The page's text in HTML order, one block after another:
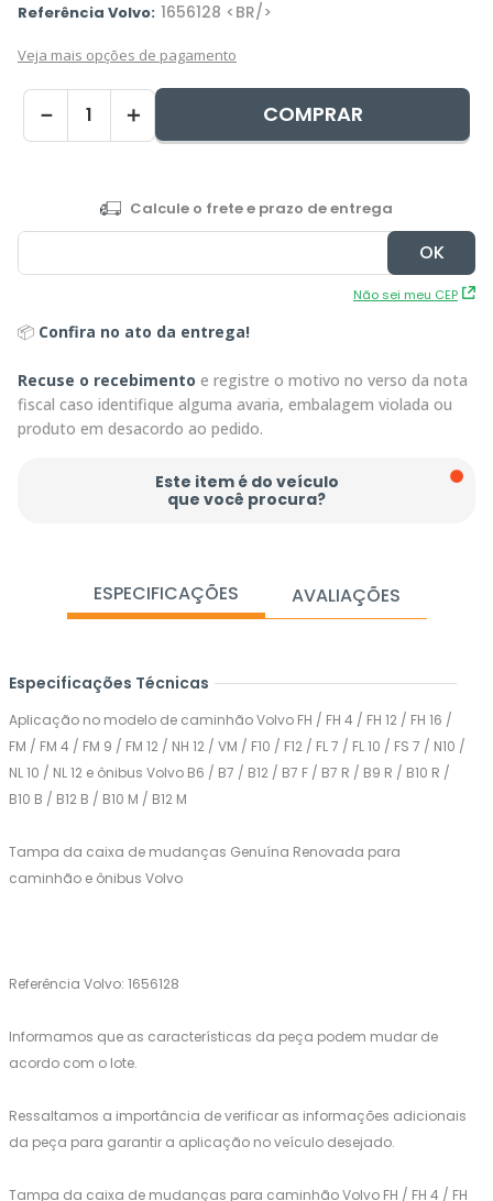
Referência Volvo: 1656128 <BR/>
Veja mais opções de pagamento
＋
－ COMPRAR
Não sei meu CEP
📦 Confira no ato da entrega!
Recuse o recebimento e registre o motivo no verso da nota
fiscal caso identifique alguma avaria, embalagem violada ou
produto em desacordo ao pedido.
Este item é do veículo
que você procura?
ESPECIFICAÇÕES AVALIAÇÕES
Especificações Técnicas
Aplicação no modelo de caminhão Volvo FH / FH 4 / FH 12 / FH 16 /
FM / FM 4 / FM 9 / FM 12 / NH 12 / VM / F10 / F12 / FL 7 / FL 10 / FS 7 / N10 /
NL 10 / NL 12 e ônibus Volvo B6 / B7 / B12 / B7 F / B7 R / B9 R / B10 R /
B10 B / B12 B / B10 M / B12 M
Tampa da caixa de mudanças Genuína Renovada para
caminhão e ônibus Volvo
Referência Volvo: 1656128
Informamos que as características da peça podem mudar de
acordo com o lote.
Ressaltamos a importância de verificar as informações adicionais
da peça para garantir a aplicação no veículo desejado.
Tampa da caixa de mudanças para caminhão Volvo FH / FH 4 / FH